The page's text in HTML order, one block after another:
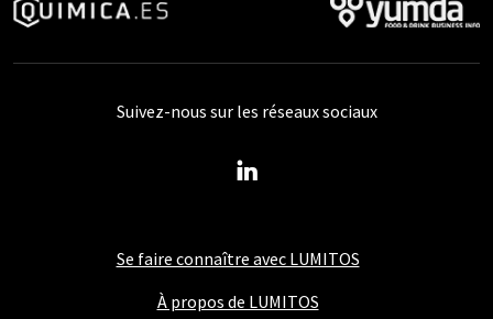
Se faire connaître avec LUMITOS
À propos de LUMITOS
Suivez-nous sur les réseaux sociaux